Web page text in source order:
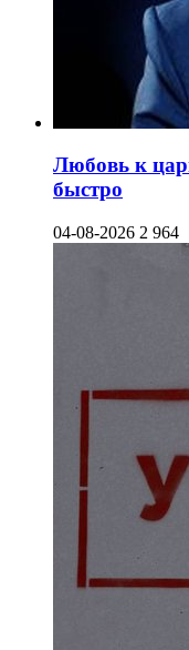
Любовь к
быстро
04-08-2026 2 964